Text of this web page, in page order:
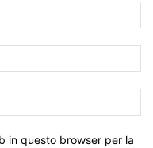
in questo browser per la